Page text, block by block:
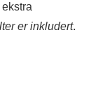
er inkludert.